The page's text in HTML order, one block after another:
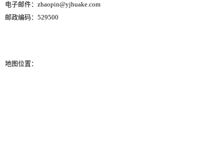
电子邮件：zhaopin@yjhuake.com
邮政编码：529500
地图位置：